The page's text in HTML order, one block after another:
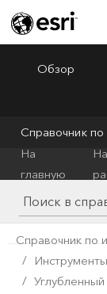
ArcGIS Pro
Обзор
Справочник
На
главную
Справочник по